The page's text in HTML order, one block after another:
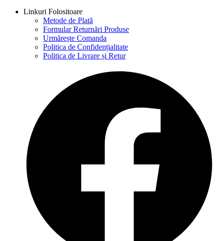
Linkuri Folositoare
Metode de Plată
Formular Returnări Produse
Urmărește Comanda
Politica de Confidențialitate
Politica de Livrare și Retur